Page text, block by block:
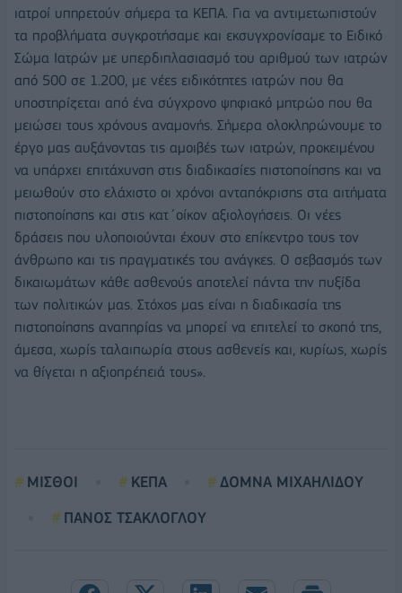
ιατροί υπηρετούν σήμερα τα ΚΕΠΑ. Για να αντιμετωπιστούν
τα προβλήματα συγκροτήσαμε και εκσυγχρονίσαμε το Ειδικό
Σώμα Ιατρών με υπερδιπλασιασμό του αριθμού των ιατρών
από 500 σε 1.200, με νέες ειδικότητες ιατρών που θα
υποστηρίζεται από ένα σύγχρονο ψηφιακό μητρώο που θα
μειώσει τους χρόνους αναμονής. Σήμερα ολοκληρώνουμε το
έργο μας αυξάνοντας τις αμοιβές των ιατρών, προκειμένου
να υπάρχει επιτάχυνση στις διαδικασίες πιστοποίησης και να
μειωθούν στο ελάχιστο οι χρόνοι ανταπόκρισης στα αιτήματα
πιστοποίησης και στις κατ΄οίκον αξιολογήσεις. Οι νέες
δράσεις που υλοποιούνται έχουν στο επίκεντρο τους τον
άνθρωπο και τις πραγματικές του ανάγκες. Ο σεβασμός των
δικαιωμάτων κάθε ασθενούς αποτελεί πάντα την πυξίδα
των πολιτικών μας. Στόχος μας είναι η διαδικασία της
πιστοποίησης αναπηρίας να μπορεί να επιτελεί το σκοπό της,
άμεσα, χωρίς ταλαιπωρία στους ασθενείς και, κυρίως, χωρίς
να θίγεται η αξιοπρέπειά τους».
ΜΙΣΘΟΙ ΚΕΠΑ
ΔΟΜΝΑ ΜΙΧΑΗΛΙΔΟΥ
ΠΑΝΟΣ ΤΣΑΚΛΟΓΛΟΥ